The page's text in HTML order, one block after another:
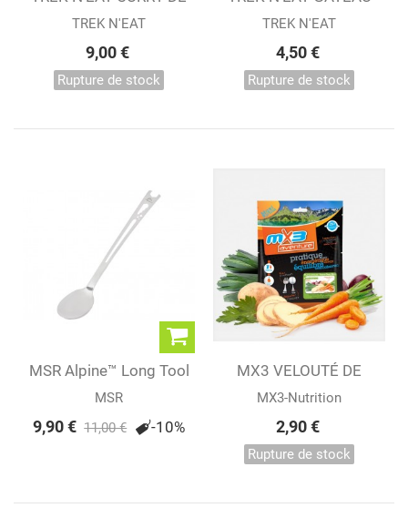
POISSON AU RIZ
TREK N'EAT
9,00 €
Rupture de stock
DE RIZ A LA...
TREK N'EAT
4,50 €
Rupture de stock
MSR Alpine™ Long Tool
Spoon
MSR
9,90 € 11,00 € -10%
MX3 VELOUTÉ DE
LÉGUMES...
MX3-Nutrition
2,90 €
Rupture de stock